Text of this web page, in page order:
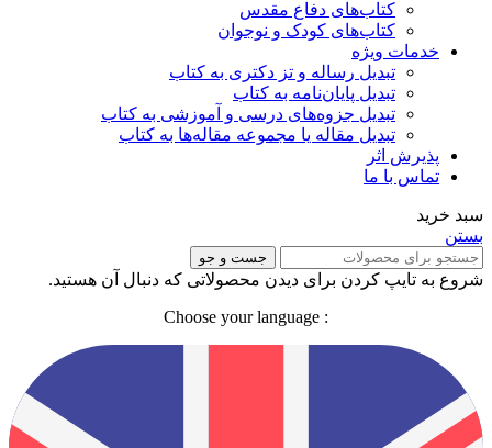
کتاب‌های دفاع مقدس
کتاب‌های کودک و نوجوان
خدمات ویژه
تبدیل رساله و تز دکتری به کتاب
تبدیل پایان‌نامه به کتاب
تبدیل جزوه‌های درسی و آموزشی به کتاب
تبدیل مقاله یا مجموعه مقاله‌ها به کتاب
پذیرش اثر
تماس با ما
سبد خرید
بستن
جست و جو
شروع به تایپ کردن برای دیدن محصولاتی که دنبال آن هستید.
: Choose your language